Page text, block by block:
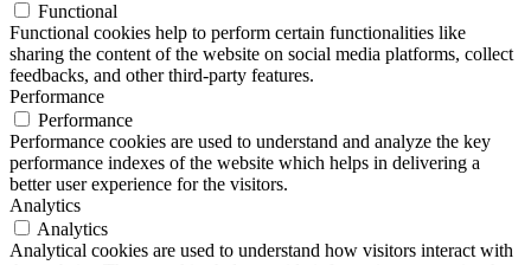
Functional
Functional cookies help to perform certain functionalities like
sharing the content of the website on social media platforms, collect
feedbacks, and other third-party features.
Performance
Performance
Performance cookies are used to understand and analyze the key
performance indexes of the website which helps in delivering a
better user experience for the visitors.
Analytics
Analytics
Analytical cookies are used to understand how visitors interact with